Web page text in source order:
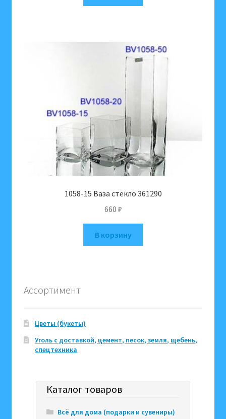
1058-15 Ваза стекло 361290
660 ₽
В корзину
Ассортимент
Цветы (букеты)
Уголь с доставкой, цемент, песок, земля, щебень,
спецтехника
Каталог товаров
Всё для дома (подарки и сувениры)